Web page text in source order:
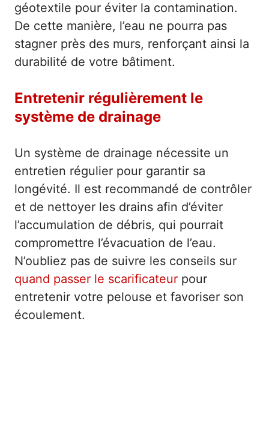
géotextile pour éviter la contamination.
De cette manière, l’eau ne pourra pas
stagner près des murs, renforçant ainsi la
durabilité de votre bâtiment.
Entretenir régulièrement le
système de drainage
Un système de drainage nécessite un
entretien régulier pour garantir sa
longévité. Il est recommandé de contrôler
et de nettoyer les drains afin d’éviter
l’accumulation de débris, qui pourrait
compromettre l’évacuation de l’eau.
N’oubliez pas de suivre les conseils sur
quand passer le scarificateur pour
entretenir votre pelouse et favoriser son
écoulement.